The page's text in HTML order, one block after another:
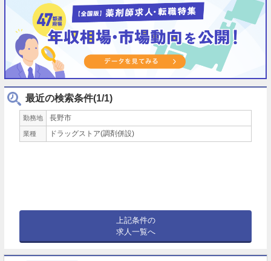
最近の検索条件(1/1)
勤務地 長野市
業種 ドラッグストア(調剤併設)
上記条件の
求人一覧へ